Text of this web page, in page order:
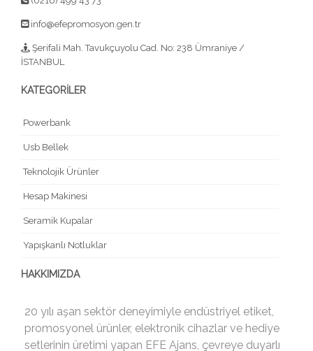
info@efepromosyon.gen.tr
Şerifali Mah. Tavukçuyolu Cad. No: 238 Ümraniye /
İSTANBUL
KATEGORİLER
Powerbank
Usb Bellek
Teknolojik Ürünler
Hesap Makinesi
Seramik Kupalar
Yapışkanlı Notluklar
HAKKIMIZDA
20 yılı aşan sektör deneyimiyle endüstriyel etiket,
promosyonel ürünler, elektronik cihazlar ve hediye
setlerinin üretimi yapan EFE Ajans, çevreye duyarlı